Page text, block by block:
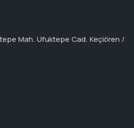
Mah. Ufuktepe Cad. Keçiören /